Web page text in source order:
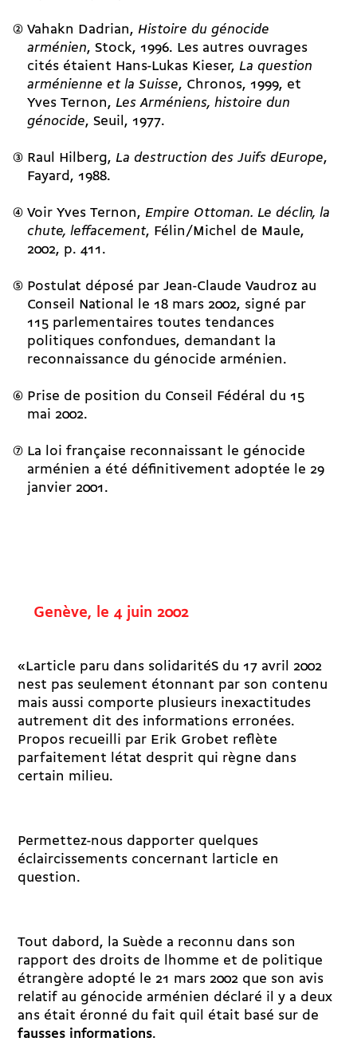
Vahakn Dadrian, Histoire du génocide
arménien, Stock, 1996. Les autres ouvrages
cités étaient Hans-Lukas Kieser, La question
arménienne et la Suisse, Chronos, 1999, et
Yves Ternon, Les Arméniens, histoire dun
génocide, Seuil, 1977.
Raul Hilberg, La destruction des Juifs dEurope,
Fayard, 1988.
Voir Yves Ternon, Empire Ottoman. Le déclin, la
chute, leffacement, Félin/Michel de Maule,
2002, p. 411.
Postulat déposé par Jean-Claude Vaudroz au
Conseil National le 18 mars 2002, signé par
115 parlementaires toutes tendances
politiques confondues, demandant la
reconnaissance du génocide arménien.
Prise de position du Conseil Fédéral du 15
mai 2002.
La loi française reconnaissant le génocide
arménien a été définitivement adoptée le 29
janvier 2001.
Genève, le 4 juin 2002
«Larticle paru dans solidaritéS du 17 avril 2002
nest pas seulement étonnant par son contenu
mais aussi comporte plusieurs inexactitudes
autrement dit des informations erronées.
Propos recueilli par Erik Grobet reflète
parfaitement létat desprit qui règne dans
certain milieu.
Permettez-nous dapporter quelques
éclaircissements concernant larticle en
question.
Tout dabord, la Suède a reconnu dans son
rapport des droits de lhomme et de politique
étrangère adopté le 21 mars 2002 que son avis
relatif au génocide arménien déclaré il y a deux
ans était éronné du fait quil était basé sur de
fausses informations.